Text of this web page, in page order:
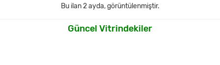
Bu ilan2 ayda,görüntülenmiştir.
Güncel Vitrindekiler